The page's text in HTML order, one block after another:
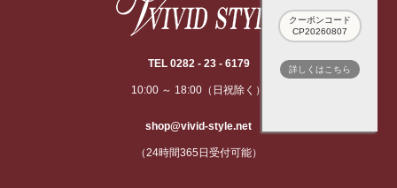
TEL 0282 - 23 - 6179
10:00 ～ 18:00（日祝除く）
shop@vivid-style.net
（24時間365日受付可能）
クーポンコード
CP20260807
詳しくはこちら